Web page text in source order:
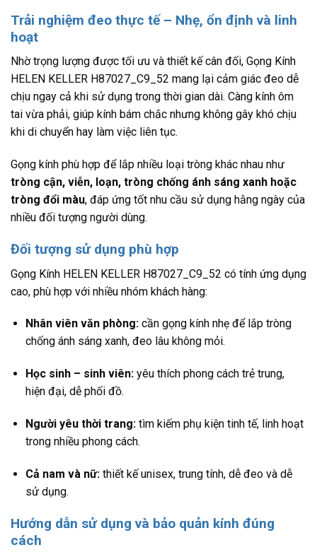
Trải nghiệm đeo thực tế – Nhẹ, ổn định và linh
hoạt
Nhờ trọng lượng được tối ưu và thiết kế cân đối, Gọng Kính
HELEN KELLER H87027_C9_52 mang lại cảm giác đeo dễ
chịu ngay cả khi sử dụng trong thời gian dài. Càng kính ôm
tai vừa phải, giúp kính bám chắc nhưng không gây khó chịu
khi di chuyển hay làm việc liên tục.
Gọng kính phù hợp để lắp nhiều loại tròng khác nhau như
tròng cận, viễn, loạn, tròng chống ánh sáng xanh hoặc
tròng đổi màu, đáp ứng tốt nhu cầu sử dụng hằng ngày của
nhiều đối tượng người dùng.
Đối tượng sử dụng phù hợp
Gọng Kính HELEN KELLER H87027_C9_52 có tính ứng dụng
cao, phù hợp với nhiều nhóm khách hàng:
Nhân viên văn phòng:cần gọng kính nhẹ để lắp tròng
chống ánh sáng xanh, đeo lâu không mỏi.
Học sinh – sinh viên:yêu thích phong cách trẻ trung,
hiện đại, dễ phối đồ.
Người yêu thời trang:tìm kiếm phụ kiện tinh tế, linh hoạt
trong nhiều phong cách.
Cả nam và nữ:thiết kế unisex, trung tính, dễ đeo và dễ
sử dụng.
Hướng dẫn sử dụng và bảo quản kính đúng
cách